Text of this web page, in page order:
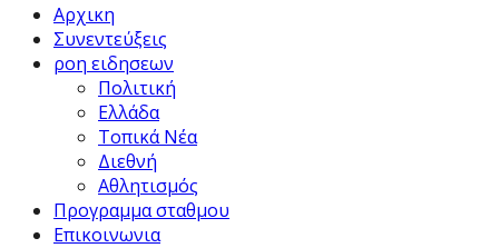
Αρχικη
Συνεντεύξεις
ροη ειδησεων
Πολιτική
Ελλάδα
Τοπικά Νέα
Διεθνή
Αθλητισμός
Προγραμμα σταθμου
Επικοινωνια